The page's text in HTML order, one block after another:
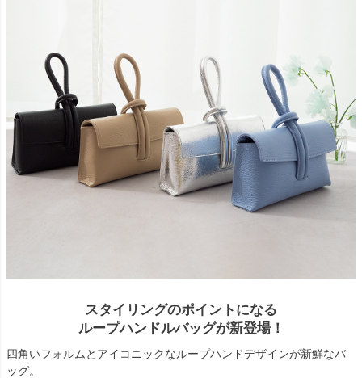
スタイリングのポイントになる
ループハンドルバッグが新登場！
四角いフォルムとアイコニックなループハンドデザインが新鮮なバ
ッグ。